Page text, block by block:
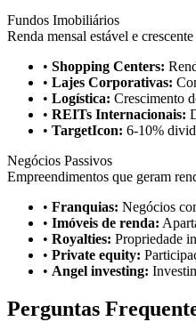
Fundos Imobiliários
Renda mensal estável e crescente
• Shopping Centers:
• Lajes Corporativas:
• Logística: Crescimento
• REITs Internacionais:
• TargetIcon: 6-10%
Negócios Passivos
Empreendimentos que geram
• Franquias: Negócios
• Imóveis de renda:
• Royalties: Propriedade
• Private equity:
• Angel investing:
Perguntas